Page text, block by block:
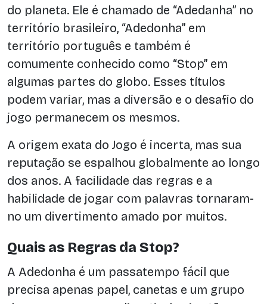
do planeta. Ele é chamado de “Adedanha” no
território brasileiro, “Adedonha” em
território português e também é
comumente conhecido como “Stop” em
algumas partes do globo. Esses títulos
podem variar, mas a diversão e o desafio do
jogo permanecem os mesmos.
A origem exata do Jogo é incerta, mas sua
reputação se espalhou globalmente ao longo
dos anos. A facilidade das regras e a
habilidade de jogar com palavras tornaram-
no um divertimento amado por muitos.
Quais as Regras da Stop?
A Adedonha é um passatempo fácil que
precisa apenas papel, canetas e um grupo